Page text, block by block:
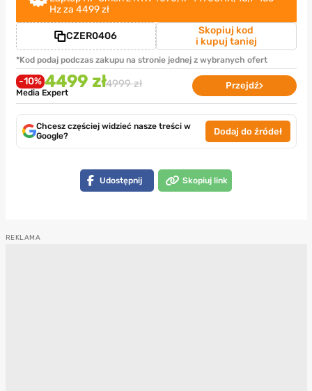
Hz za 4499 zł
CZER0406
Skopiuj kod
i kupuj taniej
*Kod podaj podczas zakupu na stronie jednej z wybranych ofert
-10% 4499 zł4999 zł
Media Expert
Przejdź
Chcesz częściej widzieć nasze treści w
Google?
Dodaj do źródeł
Udostępnij Skopiuj link